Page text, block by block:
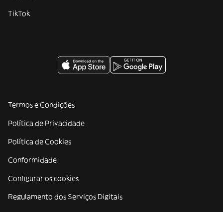
TikTok
Termos e Condições
Política de Privacidade
Política de Cookies
Conformidade
Configurar os cookies
Regulamento dos Serviços Digitais